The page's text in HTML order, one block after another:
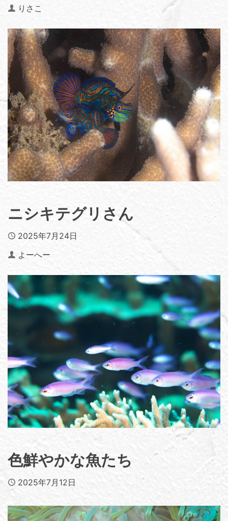
Author
りさこ
ニシキテグリさん
Published
2025年7月24日
Author
よーへー
色鮮やかな魚たち
Published
2025年7月12日